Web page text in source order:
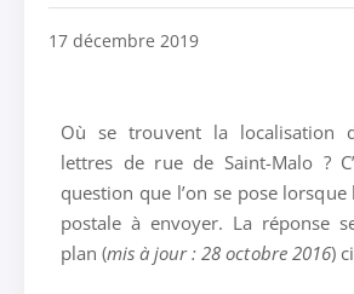
17 décembre 2019
Où se trouvent la localisation
lettres de rue de Saint-Malo ?
question que l’on se pose lorsque
postale à envoyer. La réponse
plan (mis à jour : 28 octobre 2016)